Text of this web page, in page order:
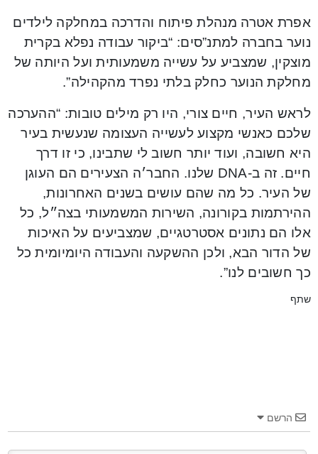
אפרת אטרה מנהלת פיתוח והדרכה במחלקה לילדים
נוער בחברה למתנ”סים: “ביקור עבודה נפלא בקרית
מוצקין, שמצביע על עשייה משמעותית ועל היותה של
מחלקת הנוער כחלק בלתי נפרד מהקהילה”.
לראש העיר, חיים צורי, היו רק מילים טובות: “ההערכה
שלכם כאנשי מקצוע לעשייה העצומה שנעשית בעיר
היא חשובה, ועוד יותר חשוב לי שתבינו, כי זו דרך
חיים. זה ב-DNA שלנו. החבר׳ה הצעירים הם העוגן
של העיר. כל מה שהם עושים בשנים האחרונות,
ההירתמות בקורונה, השירות המשמעותי בצה״ל, כל
אלו הם נתונים אסטרטגיים, שמצביעים על האיכות
של הדור הבא, ולכן ההשקעה והעבודה היומיומית כל
כך חשובים לנו”.
שתף
הרשם